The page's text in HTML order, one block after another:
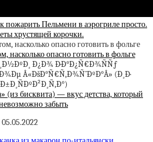
Пельмени в аэрогриле просто.
хрустящей корочки.
насколько опасно готовить в фольге
бисквита) — вкус детства, который
забыть
05.05.2022